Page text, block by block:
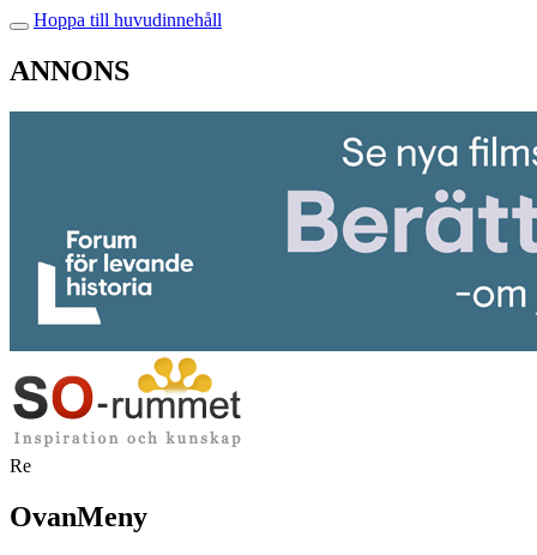
Hoppa till huvudinnehåll
ANNONS
Re
OvanMeny